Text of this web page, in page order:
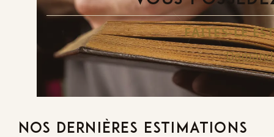
FAITES-LE
NOS DERNIÈRES ESTIMATIONS